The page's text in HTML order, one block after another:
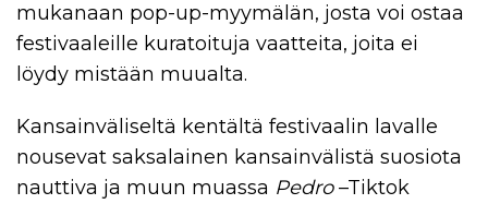
mukanaan pop-up-myymälän, josta voi ostaa
festivaaleille kuratoituja vaatteita, joita ei
löydy mistään muualta.
Kansainväliseltä kentältä festivaalin lavalle
nousevat saksalainen kansainvälistä suosiota
nauttiva ja muun muassa Pedro–Tiktok